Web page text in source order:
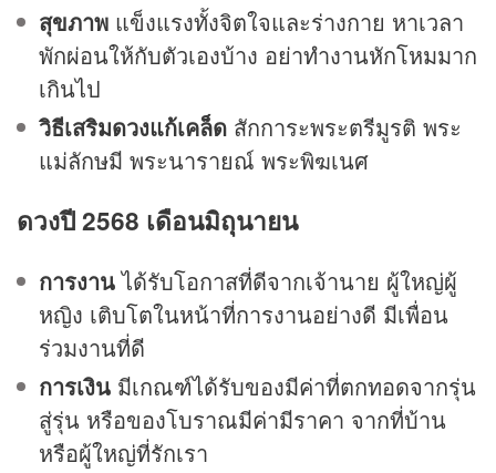
สุขภาพ แข็งแรงทั้งจิตใจและร่างกาย หาเวลา
พักผ่อนให้กับตัวเองบ้าง อย่าทำงานหักโหมมาก
เกินไป
วิธีเสริมดวงแก้เคล็ด สักการะพระตรีมูรติ พระ
แม่ลักษมี พระนารายณ์ พระพิฆเนศ
ดวงปี 2568 เดือนมิถุนายน
การงานได้รับโอกาสที่ดีจากเจ้านาย ผู้ใหญ่ผู้
หญิง เติบโตในหน้าที่การงานอย่างดี มีเพื่อน
ร่วมงานที่ดี
การเงิน มีเกณฑ์ได้รับของมีค่าที่ตกทอดจากรุ่น
สู่รุ่น หรือของโบราณมีค่ามีราคา จากที่บ้าน
หรือผู้ใหญ่ที่รักเรา